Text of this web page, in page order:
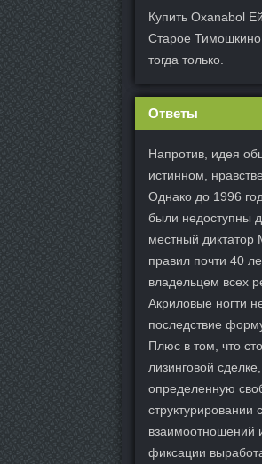
Купить Oxanabol
Старое Тимошкино
тогда только.
Ответы
Напротив, идея
истинном,
Однако до 1996
были недоступны
местный диктатор
правил почти 40
владельцем всех
Акриловые ногти
последствие
Плюс в том, что
лизинговой
определенную
структурировании
взаимоотношений
фиксации